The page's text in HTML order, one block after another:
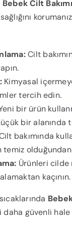
Bebek Cilt
Cilt
Kimyasal
tercih edin.
bir ürün
bir alanında
bakımında
temiz
Ürünleri cilde
kaçının.
daha güvenli hale